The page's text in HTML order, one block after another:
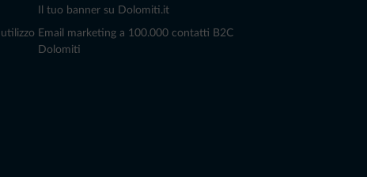
Il tuo banner su Dolomiti.it
Email marketing a 100.000 contatti B2C
Dolomiti